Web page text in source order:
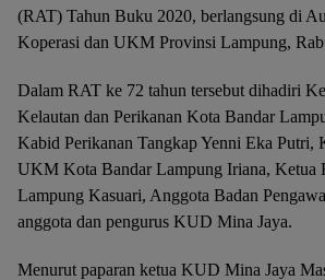
(RAT) Tahun Buku 2020, berlangsung di
Koperasi dan UKM Provinsi Lampung,
Dalam RAT ke 72 tahun tersebut dihadiri
Kelautan dan Perikanan Kota Bandar
Kabid Perikanan Tangkap Yenni Eka Putri,
UKM Kota Bandar Lampung Iriana, Ketua
Lampung Kasuari, Anggota Badan
anggota dan pengurus KUD Mina Jaya.
Menurut paparan ketua KUD Mina Jaya